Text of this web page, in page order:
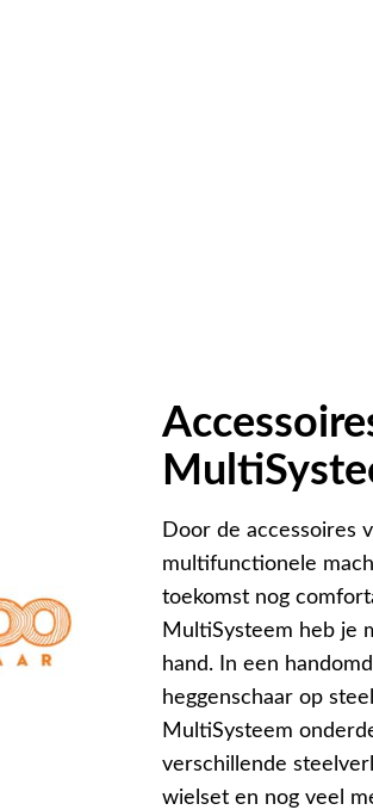
Door de accessoires
multifunctionele
toekomst nog
MultiSysteem heb je
hand. In een
heggenschaar op
MultiSysteem
verschillende
wielset en nog veel